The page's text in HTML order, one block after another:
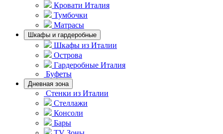
Кровати Италия
Тумбочки
Матрасы
Шкафы и гардеробные
Шкафы из Италии
Острова
Гардеробные Италия
Буфеты
Дневная зона
Стенки из Италии
Стеллажи
Консоли
Бары